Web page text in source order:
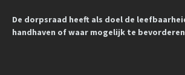
De dorpsraad heeft als doel de
handhaven of waar mogelijk te